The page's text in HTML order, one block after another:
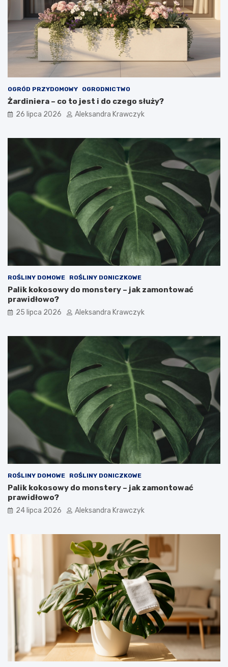
OGRÓD PRZYDOMOWY OGRODNICTWO
Żardiniera – co to jest i do czego służy?
26 lipca 2026 Aleksandra Krawczyk
ROŚLINY DOMOWE ROŚLINY DONICZKOWE
Palik kokosowy do monstery – jak zamontować
prawidłowo?
25 lipca 2026 Aleksandra Krawczyk
ROŚLINY DOMOWE ROŚLINY DONICZKOWE
Palik kokosowy do monstery – jak zamontować
prawidłowo?
24 lipca 2026 Aleksandra Krawczyk